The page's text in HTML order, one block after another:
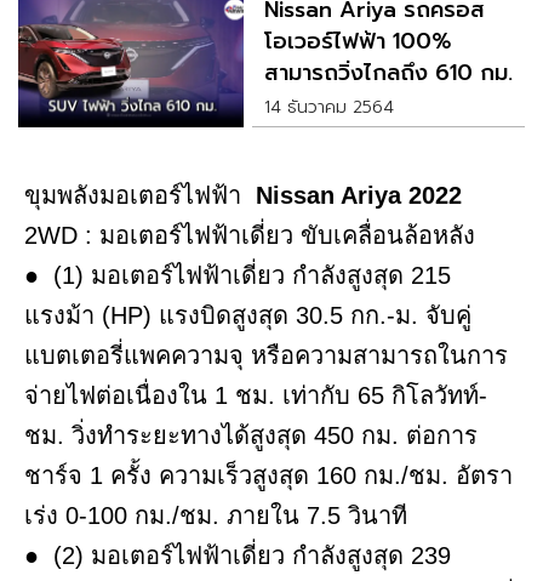
Nissan Ariya รถครอส
โอเวอร์ไฟฟ้า 100%
สามารถวิ่งไกลถึง 610 กม.
14 ธันวาคม 2564
ขุมพลังมอเตอร์ไฟฟ้า Nissan Ariya 2022
2WD : มอเตอร์ไฟฟ้าเดี่ยว ขับเคลื่อนล้อหลัง
● (1) มอเตอร์ไฟฟ้าเดี่ยว กำลังสูงสุด 215
แรงม้า (HP) แรงบิดสูงสุด 30.5 กก.-ม. จับคู่
แบตเตอรี่แพคความจุ หรือความสามารถในการ
จ่ายไฟต่อเนื่องใน 1 ชม. เท่ากับ 65 กิโลวัทท์-
ชม. วิ่งทำระยะทางได้สูงสุด 450 กม. ต่อการ
ชาร์จ 1 ครั้ง ความเร็วสูงสุด 160 กม./ชม. อัตรา
เร่ง 0-100 กม./ชม. ภายใน 7.5 วินาที
● (2) มอเตอร์ไฟฟ้าเดี่ยว กำลังสูงสุด 239